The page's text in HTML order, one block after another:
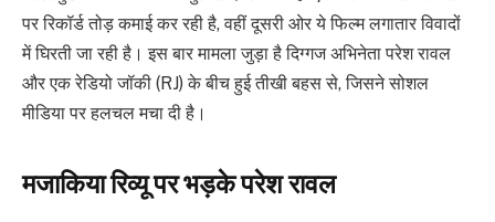
पर रिकॉर्ड तोड़ कमाई कर रही है, वहीं दूसरी ओर ये फिल्म लगातार विवादों
में घिरती जा रही है। इस बार मामला जुड़ा है दिग्गज अभिनेता परेश रावल
और एक रेडियो जॉकी (RJ) के बीच हुई तीखी बहस से, जिसने सोशल
मीडिया पर हलचल मचा दी है।
मजाकिया रिव्यू पर भड़के परेश रावल